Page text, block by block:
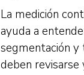
La medición
ayuda a
segmentación y
deben revisarse